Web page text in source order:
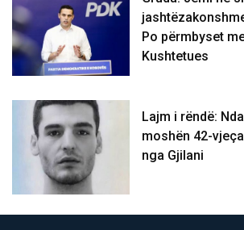
Po përmbyset
Kushtetues
Lajm i rëndë:
moshën 42-
nga Gjilani